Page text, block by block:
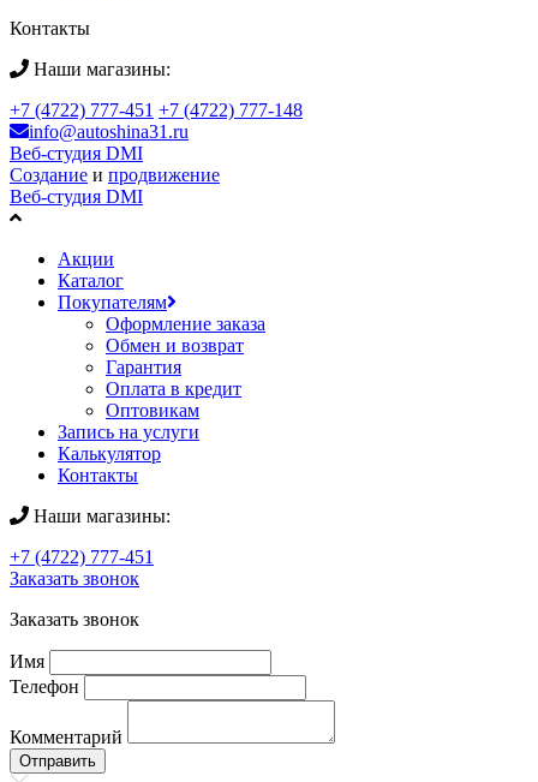
Контакты
Наши магазины:
+7 (4722) 777-451 +7 (4722) 777-148
info@autoshina31.ru
Веб-студия DMI
Создание и продвижение
Веб-студия DMI
Акции
Каталог
Покупателям
Оформление заказа
Обмен и возврат
Гарантия
Оплата в кредит
Оптовикам
Запись на услуги
Калькулятор
Контакты
Наши магазины:
+7 (4722) 777-451
Заказать звонок
Заказать звонок
Имя
Телефон
Комментарий
Отправить